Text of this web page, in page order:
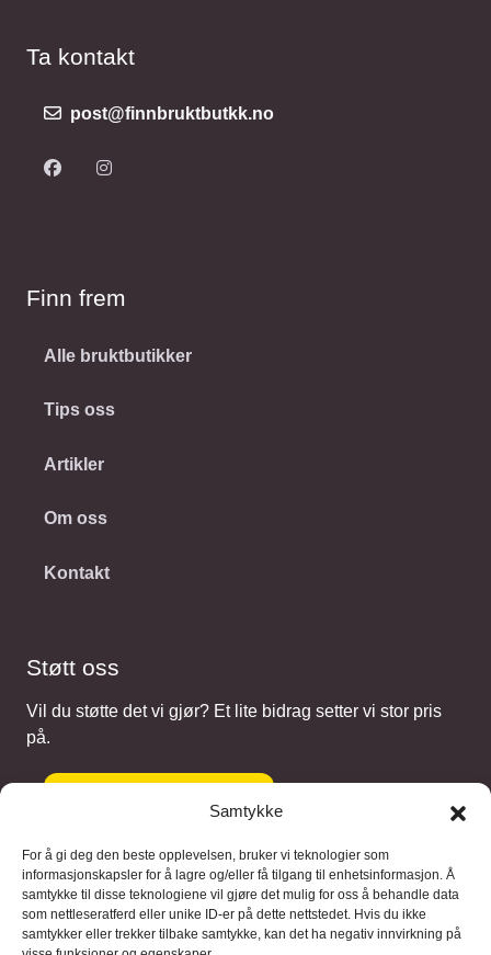
Samtykke
For å gi deg den beste opplevelsen, bruker vi teknologier som
informasjonskapsler for å lagre og/eller få tilgang til enhetsinformasjon. Å
samtykke til disse teknologiene vil gjøre det mulig for oss å behandle data
som nettleseratferd eller unike ID-er på dette nettstedet. Hvis du ikke
samtykker eller trekker tilbake samtykke, kan det ha negativ innvirkning på
Ta kontakt
post@finnbruktbutkk.no
Finn frem
Alle bruktbutikker
Tips oss
Artikler
Om oss
Kontakt
Støtt oss
Vil du støtte det vi gjør? Et lite bidrag setter vi stor pris
på.
Gi et bidrag
Samarbeidspartnere